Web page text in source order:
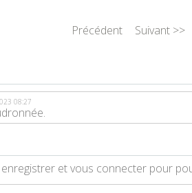
Précédent Suivant >>
08:27
et vous connecter pour